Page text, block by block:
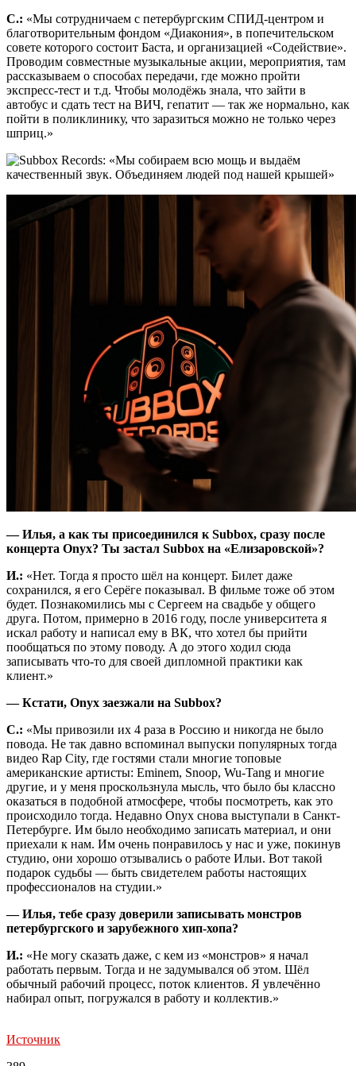
С.: «Мы сотрудничаем с петербургским СПИД-центром и
благотворительным фондом «Диакония», в попечительском
совете которого состоит Баста, и организацией «Содействие».
Проводим совместные музыкальные акции, мероприятия, там
рассказываем о способах передачи, где можно пройти
экспресс-тест и т.д. Чтобы молодёжь знала, что зайти в
автобус и сдать тест на ВИЧ, гепатит — так же нормально, как
пойти в поликлинику, что заразиться можно не только через
шприц.»
— Илья, а как ты присоединился к Subbox, сразу после
концерта Onyx? Ты застал Subbox на «Елизаровской»?
И.: «Нет. Тогда я просто шёл на концерт. Билет даже
сохранился, я его Серёге показывал. В фильме тоже об этом
будет. Познакомились мы с Сергеем на свадьбе у общего
друга. Потом, примерно в 2016 году, после университета я
искал работу и написал ему в ВК, что хотел бы прийти
пообщаться по этому поводу. А до этого ходил сюда
записывать что-то для своей дипломной практики как
клиент.»
— Кстати, Onyx заезжали на Subbox?
С.: «Мы привозили их 4 раза в Россию и никогда не было
повода. Не так давно вспоминал выпуски популярных тогда
видео Rap City, где гостями стали многие топовые
американские артисты: Eminem, Snoop, Wu-Tang и многие
другие, и у меня проскользнула мысль, что было бы классно
оказаться в подобной атмосфере, чтобы посмотреть, как это
происходило тогда. Недавно Onyx снова выступали в Санкт-
Петербурге. Им было необходимо записать материал, и они
приехали к нам. Им очень понравилось у нас и уже, покинув
студию, они хорошо отзывались о работе Ильи. Вот такой
подарок судьбы — быть свидетелем работы настоящих
профессионалов на студии.»
— Илья, тебе сразу доверили записывать монстров
петербургского и зарубежного хип-хопа?
И.: «Не могу сказать даже, с кем из «монстров» я начал
работать первым. Тогда и не задумывался об этом. Шёл
обычный рабочий процесс, поток клиентов. Я увлечённо
набирал опыт, погружался в работу и коллектив.»
Источник